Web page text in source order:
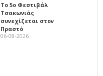
Το 5ο Φεστιβάλ
Τσακωνιάς
συνεχίζεται στον
Πραστό
06-08-2026